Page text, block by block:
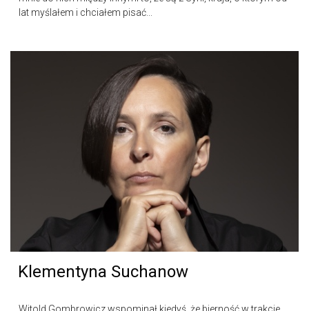
lat myślałem i chciałem pisać...
Klementyna Suchanow